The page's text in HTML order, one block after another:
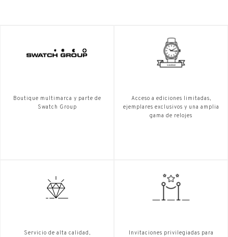
Boutique multimarca y parte de
Swatch Group
Acceso a ediciones limitadas,
ejemplares exclusivos y una amplia
gama de relojes
Servicio de alta calidad,
Invitaciones privilegiadas para